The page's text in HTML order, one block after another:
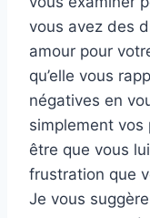
vous avez des
amour pour
qu’elle vous
négatives en
simplement
être que vous
frustration que
Je vous